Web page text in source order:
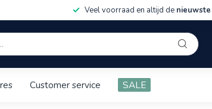
Veel voorraad en altijd de nieuwste
Customer service SALE